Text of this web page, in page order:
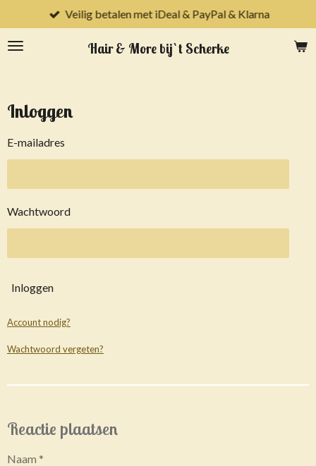
direct
naar
Hair & More bij `t Scherke
Veilig betalen met iDeal & PayPal & Klarna
Inloggen
E-mailadres
Wachtwoord
Inloggen
Account nodig?
Wachtwoord vergeten?
Reactie plaatsen
Naam *